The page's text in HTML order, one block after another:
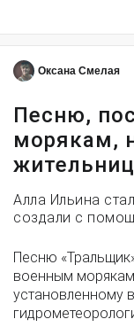
Оксана Смелая
Песню,
морякам,
Алла Ильина
создали с
Песню
военным морякам
установленному